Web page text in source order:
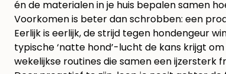
én de materialen in je huis bepalen samen
Voorkomen is beter dan schrobben: een
Eerlijk is eerlijk, de strijd tegen hondengeur
typische ‘natte hond’-lucht de kans krijgt
wekelijkse routines die samen een